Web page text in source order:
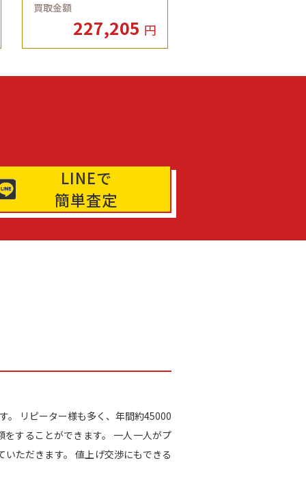
買取金額
227,205 円
LINEで
簡単査定
。 リピーター様も多く、年間約45000
することができます。 一人一人がプ
ただきます。 値上げ交渉にもできる